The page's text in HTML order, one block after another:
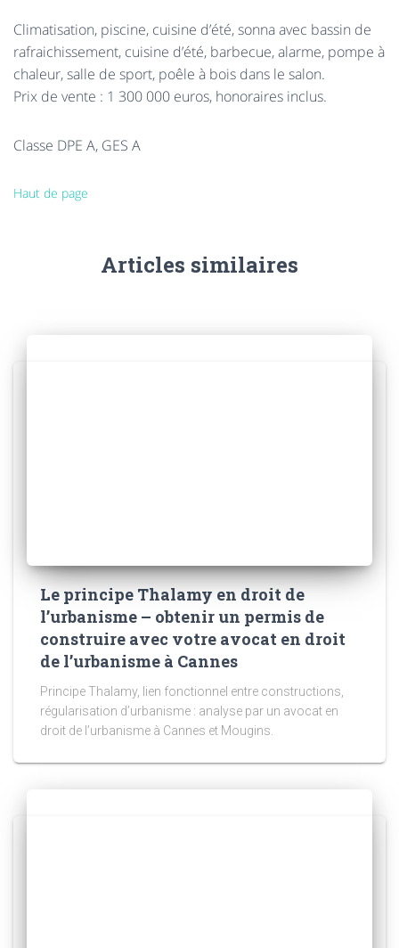
Climatisation, piscine, cuisine d’été, sonna avec bassin de
rafraichissement, cuisine d’été, barbecue, alarme, pompe à
chaleur, salle de sport, poêle à bois dans le salon.
Prix de vente : 1 300 000 euros, honoraires inclus.
Classe DPE A, GES A
Haut de page
Articles similaires
Le principe Thalamy en droit de
l’urbanisme – obtenir un permis de
construire avec votre avocat en droit
de l’urbanisme à Cannes
Principe Thalamy, lien fonctionnel entre constructions,
régularisation d’urbanisme : analyse par un avocat en
droit de l’urbanisme à Cannes et Mougins.